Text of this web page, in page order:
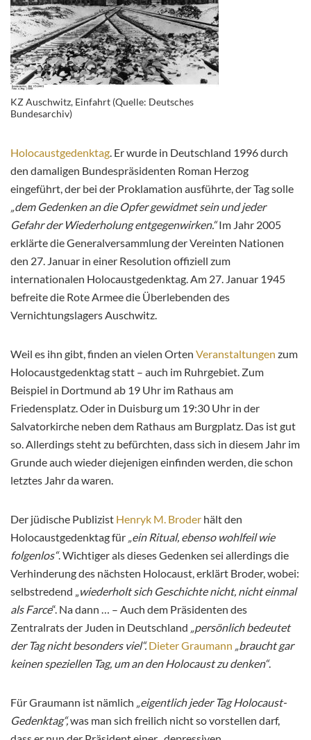
KZ Auschwitz, Einfahrt (Quelle: Deutsches
Bundesarchiv)
Holocaustgedenktag . Er wurde in Deutschland 1996 durch
den damaligen Bundespräsidenten Roman Herzog
eingeführt, der bei der Proklamation ausführte, der Tag solle
„dem Gedenken an die Opfer gewidmet sein und jeder
Gefahr der Wiederholung entgegenwirken.“Im Jahr 2005
erklärte die Generalversammlung der Vereinten Nationen
den 27. Januar in einer Resolution offiziell zum
internationalen Holocaustgedenktag. Am 27. Januar 1945
befreite die Rote Armee die Überlebenden des
Vernichtungslagers Auschwitz.
Weil es ihn gibt, finden an vielen Orten Veranstaltungen zum
Holocaustgedenktag statt – auch im Ruhrgebiet. Zum
Beispiel in Dortmund ab 19 Uhr im Rathaus am
Friedensplatz. Oder in Duisburg um 19:30 Uhr in der
Salvatorkirche neben dem Rathaus am Burgplatz. Das ist gut
so. Allerdings steht zu befürchten, dass sich in diesem Jahr im
Grunde auch wieder diejenigen einfinden werden, die schon
letztes Jahr da waren.
Der jüdische Publizist Henryk M. Broder hält den
Holocaustgedenktag für „ein Ritual, ebenso wohlfeil wie
folgenlos“. Wichtiger als dieses Gedenken sei allerdings die
Verhinderung des nächsten Holocaust, erklärt Broder, wobei:
selbstredend „
wiederholt sich Geschichte nicht, nicht einmal
als Farce“. Na dann … – Auch dem Präsidenten des
Zentralrats der Juden in Deutschland „persönlich bedeutet
der Tag nicht besonders viel“. Dieter Graumann „braucht gar
keinen speziellen Tag, um an den Holocaust zu denken“.
Für Graumann ist nämlich „eigentlich jeder Tag Holocaust-
Gedenktag“,was man sich freilich nicht so vorstellen darf,